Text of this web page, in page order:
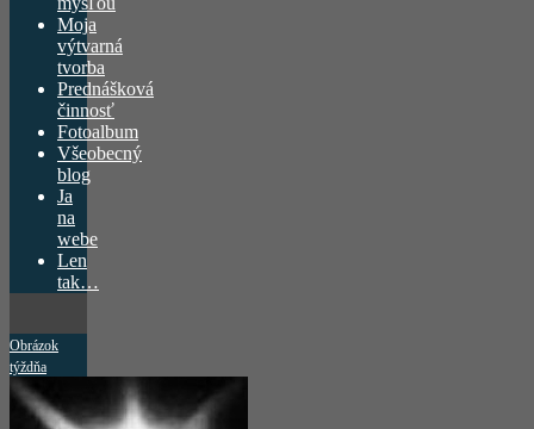
Moja
výtvarná
tvorba
Prednášková
činnosť
Fotoalbum
Všeobecný
blog
Ja
na
webe
Len
tak…
Obrázok
týždňa